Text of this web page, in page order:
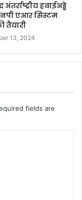
हवाईअड्डे
एआर सिस्टम
तैयारी
13, 2024
fields are